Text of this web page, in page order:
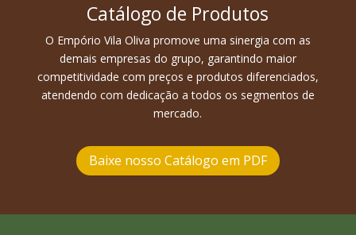
Catálogo de Produtos
O Empório Vila Oliva promove uma sinergia com as
demais empresas do grupo, garantindo maior
competitividade com preços e produtos diferenciados,
atendendo com dedicação a todos os segmentos de
mercado.
Baixe nosso Catálogo em PDF